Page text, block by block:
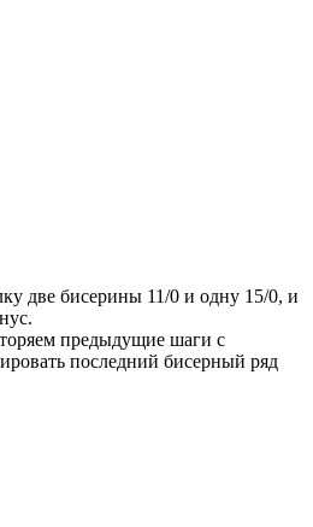
две бисерины 11/0 и одну 15/0, и
предыдущие шаги с
последний бисерный ряд